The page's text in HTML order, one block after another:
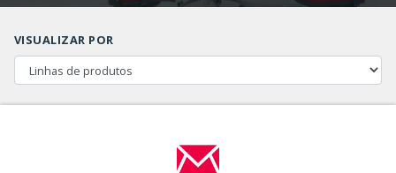
VISUALIZAR POR